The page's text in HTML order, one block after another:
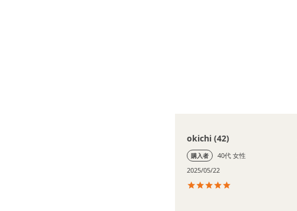
okichi 42
購入者 40代 女性
2025/05/22